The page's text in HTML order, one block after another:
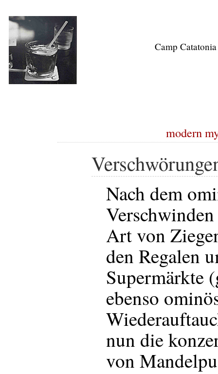
Camp Catatonia
modern
Nach dem
Art von
den Regalen
Supermärkte
ebenso
nun die
von